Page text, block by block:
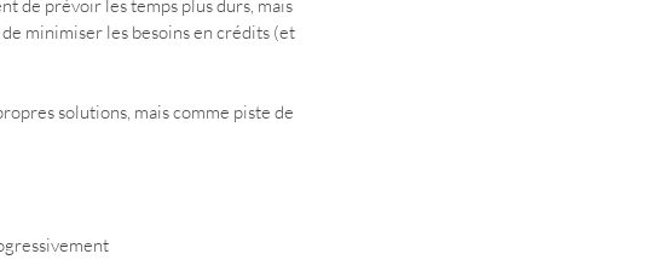
de prévoir les temps plus durs, mais
minimiser les besoins en crédits (et
solutions, mais comme piste de